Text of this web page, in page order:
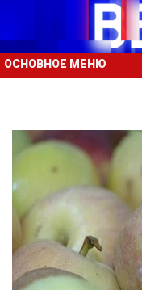
ОСНОВНОЕ МЕНЮ